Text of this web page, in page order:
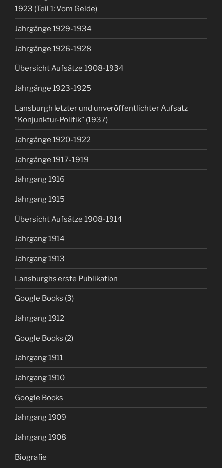
1923 (Teil 1: Vom Gelde)
Jahrgänge 1929-1934
Jahrgänge 1926-1928
Übersicht Aufsätze 1908-1934
Jahrgänge 1923-1925
Lansburgh letzter und unveröffentlichter Aufsatz
“Konjunktur-Politik” (1937)
Jahrgänge 1920-1922
Jahrgänge 1917-1919
Jahrgang 1916
Jahrgang 1915
Übersicht Aufsätze 1908-1914
Jahrgang 1914
Jahrgang 1913
Lansburghs erste Publikation
Google Books (3)
Jahrgang 1912
Google Books (2)
Jahrgang 1911
Jahrgang 1910
Google Books
Jahrgang 1909
Jahrgang 1908
Biografie